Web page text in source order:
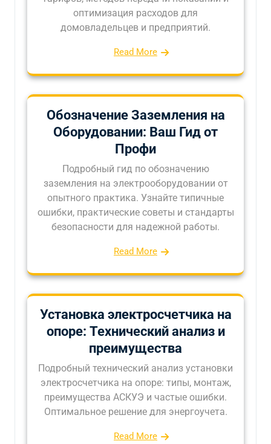
оптимизация расходов для
домовладельцев и предприятий.
Read More
Обозначение Заземления на
Оборудовании: Ваш Гид от
Профи
Подробный гид по обозначению
заземления на электрооборудовании от
опытного практика. Узнайте типичные
ошибки, практические советы и стандарты
безопасности для надежной работы.
Read More
Установка электросчетчика на
опоре: Технический анализ и
преимущества
Подробный технический анализ установки
электросчетчика на опоре: типы, монтаж,
преимущества АСКУЭ и частые ошибки.
Оптимальное решение для энергоучета.
Read More